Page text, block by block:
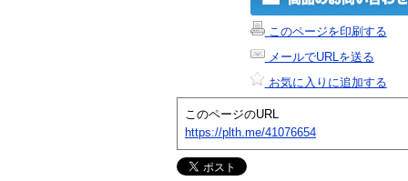
このページを印刷する
メールでURLを送る
お気に入りに追加する
このページのURL
https://plth.me/41076654